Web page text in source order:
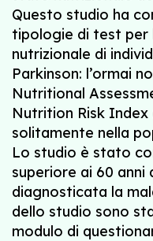
Questo studio ha
tipologie di test per
nutrizionale di
Parkinson: l’ormai
Nutritional
Nutrition Risk
solitamente nella
Lo studio è stato
superiore ai 60 anni
diagnosticata la
dello studio sono
modulo di